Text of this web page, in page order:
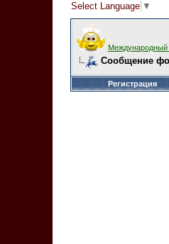
Select Language ▼
Международный
Сообщение
Регистрация